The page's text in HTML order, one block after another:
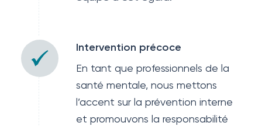
Intervention précoce
En tant que professionnels de la
santé mentale, nous mettons
l’accent sur la prévention interne
et promouvons la responsabilité